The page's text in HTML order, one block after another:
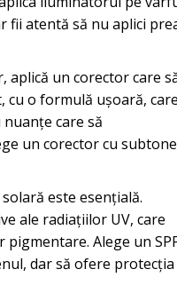
fii atentă să nu aplici
aplică un corector care
o formulă ușoară, care
care să
un corector cu subtone
este esențială.
ale radiațiilor UV, care
Alege un
dar să ofere protecția